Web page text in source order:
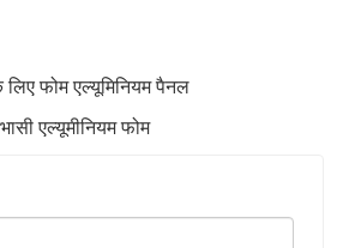
लिए फोम एल्यूमिनियम पैनल
एल्यूमीनियम फोम